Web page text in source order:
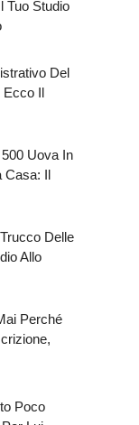
Tuo Studio
Del
Ecco Il
Uova In
Casa: Il
Delle
Allo
Perché
Poco